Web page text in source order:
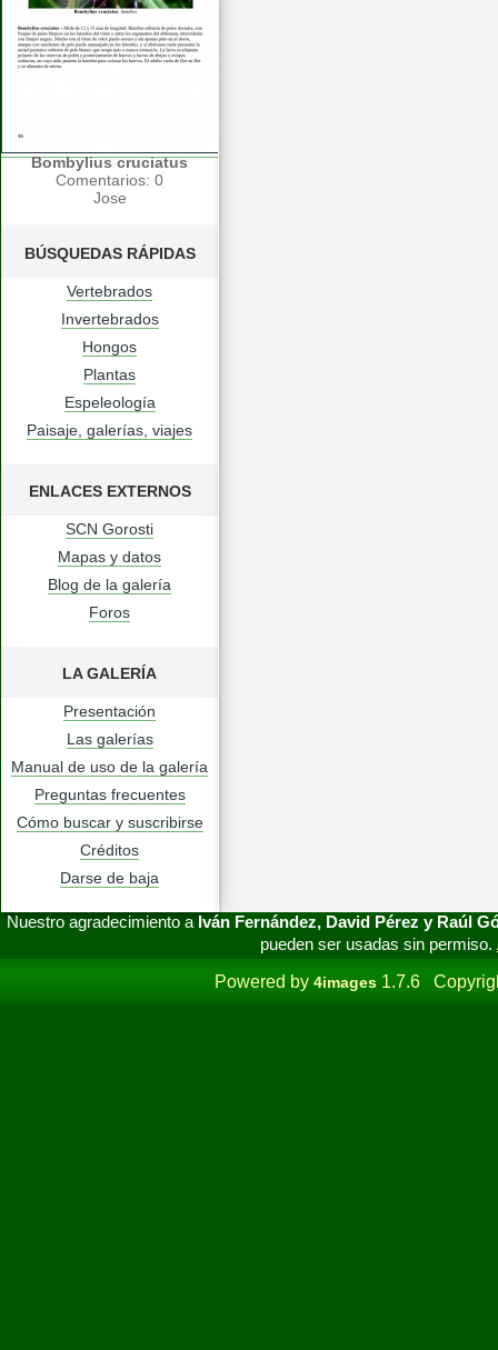
Bombylius cruciatus
Comentarios: 0
Jose
BÚSQUEDAS RÁPIDAS
Vertebrados
Invertebrados
Hongos
Plantas
Espeleología
Paisaje, galerías, viajes
ENLACES EXTERNOS
SCN Gorosti
Mapas y datos
Blog de la galería
Foros
LA GALERÍA
Presentación
Las galerías
Manual de uso de la galería
Preguntas frecuentes
Cómo buscar y suscribirse
Créditos
Darse de baja
Nuestro agradecimiento a Iván Fernández, David Pérez y Raúl
pueden ser usadas sin permiso.
Powered by 4images 1.7.6